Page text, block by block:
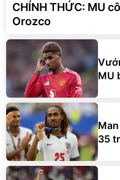
CHÍNH THỨC: MU
Orozco
MU
35